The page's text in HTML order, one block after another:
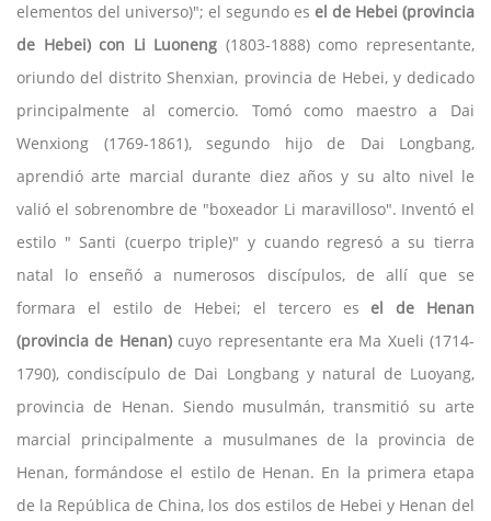
elementos del universo)"; el segundo es el de Hebei (provincia
de Hebei) con Li Luoneng (1803-1888) como representante,
oriundo del distrito Shenxian, provincia de Hebei, y dedicado
principalmente al comercio. Tomó como maestro a Dai
Wenxiong (1769-1861), segundo hijo de Dai Longbang,
aprendió arte marcial durante diez años y su alto nivel le
valió el sobrenombre de "boxeador Li maravilloso". Inventó el
estilo " Santi (cuerpo triple)" y cuando regresó a su tierra
natal lo enseñó a numerosos discípulos, de allí que se
formara el estilo de Hebei; el tercero esel de Henan
(provincia de Henan)cuyo representante era Ma Xueli (1714-
1790), condiscípulo de Dai Longbang y natural de Luoyang,
provincia de Henan. Siendo musulmán, transmitió su arte
marcial principalmente a musulmanes de la provincia de
Henan, formándose el estilo de Henan. En la primera etapa
de la República de China, los dos estilos de Hebei y Henan del